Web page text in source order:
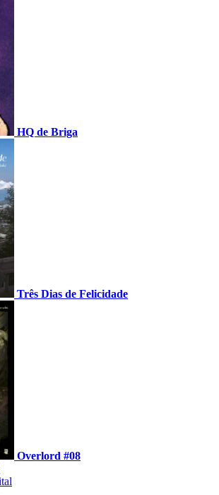
HQ de Briga
Três Dias de Felicidade
Overlord #08